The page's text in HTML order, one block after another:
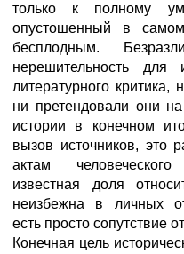
только к полному
опустошенный в
бесплодным.
нерешительность
литературного
ни претендовали они на
истории в конечном
вызов источников, это
актам
известная доля
неизбежна в личных
есть просто сопутствие
Конечная цель